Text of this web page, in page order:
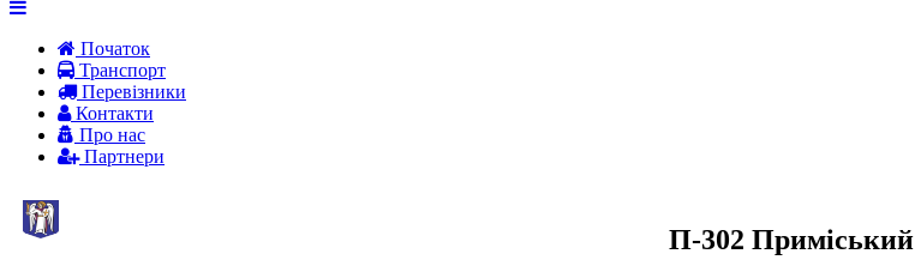
Початок
Транспорт
Перевiзники
Контакти
Про нас
Партнери
П-302 Приміський